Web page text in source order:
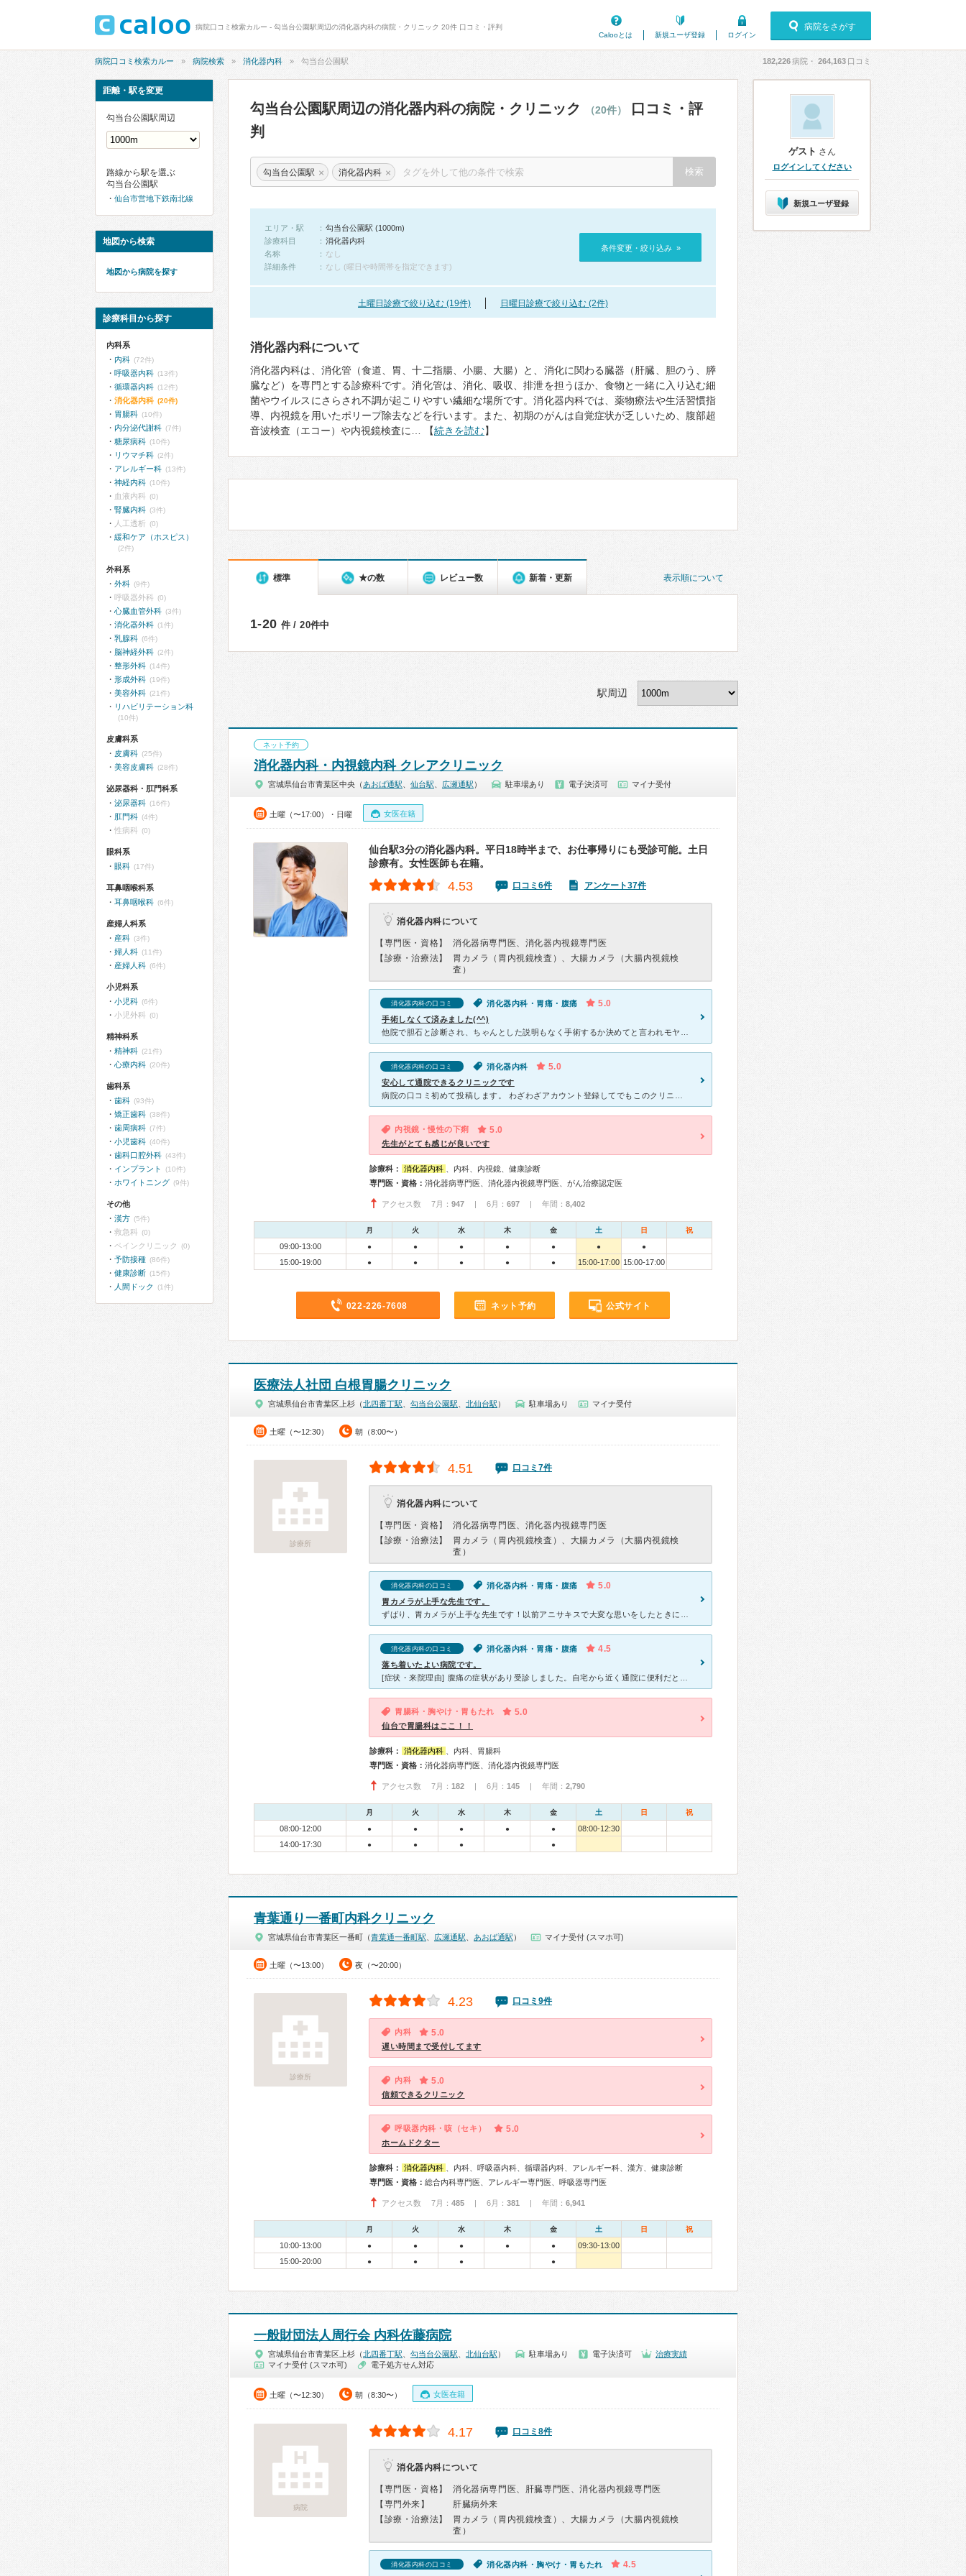
病院口コミ検索カルー - 勾当台公園駅周辺の消化器内科の病院・クリニック 20件 口コミ・評判
Calooとは
新規ユーザ登録 ログイン
病院をさがす
病院口コミ検索カルー 病院検索 消化器内科 勾当台公園駅 182,226病院・ 264,163 口コミ
勾当台公園駅周辺の消化器内科の病院・クリニック （20件）
口コミ・評
判
勾当台公園駅 × 消化器内科 ×
エリア・駅
勾当台公園駅 (1000m)
診療科目
消化器内科
名称
なし
詳細条件
なし (曜日や時間帯を指定できます)
条件変更・絞り込み »
土曜日診療で絞り込む (19件) 日曜日診療で絞り込む (2件)
消化器内科について
消化器内科は、消化管（食道、胃、十二指腸、小腸、大腸）と、消化に関わる臓器（肝臓、胆のう、膵
臓など）を専門とする診療科です。消化管は、消化、吸収、排泄を担うほか、食物と一緒に入り込む細
菌やウイルスにさらされ不調が起こりやすい繊細な場所です。消化器内科では、薬物療法や生活習慣指
導、内視鏡を用いたポリープ除去などを行います。また、初期のがんは自覚症状が乏しいため、腹部超
音波検査（エコー）や内視鏡検査に… 【続きを読む】
表示順について
標準 ★の数 レビュー数 新着・更新
1-20 件 / 20件中
駅周辺
ネット予約
消化器内科・内視鏡内科 クレアクリニック
宮城県仙台市青葉区中央（ あおば通駅 仙台駅 広瀬通駅 ） 駐車場あり 電子決済可 マイナ受付
土曜（〜17:00）・日曜 女医在籍
仙台駅3分の消化器内科。平日18時半まで、お仕事帰りにも受診可能。土日
診療有。女性医師も在籍。
4.53 口コミ6件 アンケート37件
消化器内科について
【専門医・資格】
消化器病専門医、消化器内視鏡専門医
【診療・治療法】
胃カメラ（胃内視鏡検査）、大腸カメラ（大腸内視鏡検
査）
消化器内科の口コミ 消化器内科・胃痛・腹痛 5.0
手術しなくて済みました(^^)
消化器内科の口コミ 消化器内科 5.0
安心して通院できるクリニックです
内視鏡・慢性の下痢 5.0
先生がとても感じが良いです
診療科： 消化器内科
、内科、内視鏡、健康診断
専門医・資格： 消化器病専門医、消化器内視鏡専門医、がん治療認定医
アクセス数 7月： 947 | 6月： 697 | 年間： 8,402
月 火 水 木 金 土 日 祝
09:00-13:00 ● ● ● ● ● ● ●
15:00-19:00 ● ● ● ● ● 15:00-17:00 15:00-17:00
022-226-7608 ネット予約 公式サイト
医療法人社団 白根胃腸クリニック
宮城県仙台市青葉区上杉（北四番丁駅 勾当台公園駅 北仙台駅 ） 駐車場あり マイナ受付
土曜（〜12:30） 朝（8:00〜）
診療所
4.51 口コミ7件
消化器内科について
【専門医・資格】
消化器病専門医、消化器内視鏡専門医
【診療・治療法】
胃カメラ（胃内視鏡検査）、大腸カメラ（大腸内視鏡検
査）
消化器内科の口コミ 消化器内科・胃痛・腹痛 5.0
胃カメラが上手な先生です。
消化器内科の口コミ 消化器内科・胃痛・腹痛 4.5
落ち着いたよい病院です。
胃腸科・胸やけ・胃もたれ 5.0
仙台で胃腸科はここ！！
診療科： 消化器内科
、内科、胃腸科
専門医・資格： 消化器病専門医、消化器内視鏡専門医
アクセス数 7月： 182 | 6月： 145 | 年間： 2,790
月 火 水 木 金 土 日 祝
08:00-12:00 ● ● ● ● ●
08:00-12:30
14:00-17:30
● ● ● ●
青葉通り一番町内科クリニック
宮城県仙台市青葉区一番町（青葉通一番町駅 広瀬通駅 あおば通駅 ） マイナ受付 (スマホ可)
土曜（〜13:00） 夜（〜20:00）
診療所
4.23 口コミ9件
内科 5.0
遅い時間まで受付してます
内科 5.0
信頼できるクリニック
呼吸器内科・咳（セキ） 5.0
ホームドクター
診療科： 消化器内科
、内科、呼吸器内科、循環器内科、アレルギー科、漢方、健康診断
専門医・資格： 総合内科専門医、アレルギー専門医、呼吸器専門医
アクセス数 7月： 485 | 6月： 381 | 年間： 6,941
月 火 水 木 金 土 日 祝
10:00-13:00 ● ● ● ● ●
09:30-13:00
15:00-20:00
● ● ● ●
一般財団法人周行会 内科佐藤病院
宮城県仙台市青葉区上杉（北四番丁駅 勾当台公園駅 北仙台駅 ） 駐車場あり 電子決済可
治療実績
マイナ受付 (スマホ可)
電子処方せん対応
土曜（〜12:30） 朝（8:30〜） 女医在籍
病院
4.17 口コミ8件
消化器内科について
【専門医・資格】
消化器病専門医、肝臓専門医、消化器内視鏡専門医
【専門外来】
肝臓病外来
【診療・治療法】
胃カメラ（胃内視鏡検査）、大腸カメラ（大腸内視鏡検
査）
消化器内科の口コミ 消化器内科・胸やけ・胃もたれ 4.5
距離・駅を変更
勾当台公園駅周辺
路線から駅を選ぶ
勾当台公園駅
仙台市営地下鉄南北線
地図から検索
地図から病院を探す
診療科目から探す
内科系
内科 (72件)
呼吸器内科 (13件)
循環器内科 (12件)
消化器内科 (20件)
胃腸科 (10件)
内分泌代謝科 (7件)
糖尿病科 (10件)
リウマチ科 (2件)
アレルギー科 (13件)
神経内科 (10件)
血液内科 (0)
腎臓内科 (3件)
人工透析 (0)
緩和ケア（ホスピス）
(2件)
外科系
外科 (9件)
呼吸器外科 (0)
心臓血管外科 (3件)
消化器外科 (1件)
乳腺科 (6件)
脳神経外科 (2件)
整形外科 (14件)
形成外科 (19件)
美容外科 (21件)
リハビリテーション科
(10件)
皮膚科系
皮膚科 (25件)
美容皮膚科 (28件)
泌尿器科・肛門科系
泌尿器科 (16件)
肛門科 (4件)
性病科 (0)
眼科系
眼科 (17件)
耳鼻咽喉科系
耳鼻咽喉科 (6件)
産婦人科系
産科 (3件)
婦人科 (11件)
産婦人科 (6件)
小児科系
小児科 (6件)
小児外科 (0)
精神科系
精神科 (21件)
心療内科 (20件)
歯科系
歯科 (93件)
矯正歯科 (38件)
歯周病科 (7件)
小児歯科 (40件)
歯科口腔外科 (43件)
インプラント (10件)
ホワイトニング (9件)
その他
漢方 (5件)
救急科 (0)
ペインクリニック (0)
予防接種 (86件)
健康診断 (15件)
人間ドック (1件)
ゲスト さん
ログインしてください
新規ユーザ登録